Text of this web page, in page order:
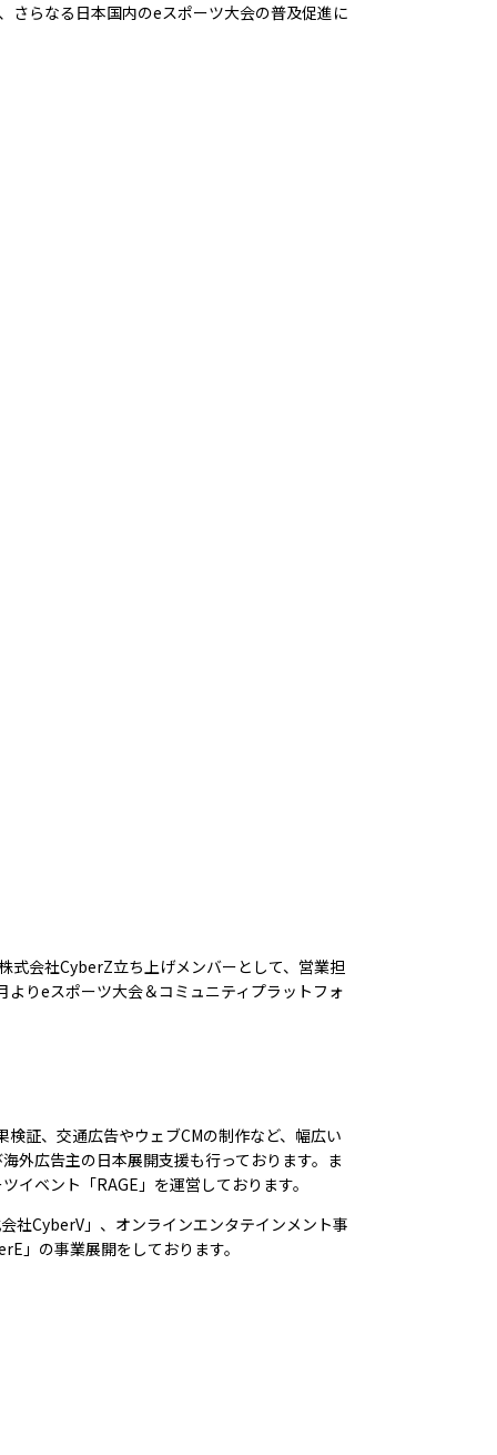
さらなる日本国内のeスポーツ大会の普及促進に
式会社CyberZ立ち上げメンバーとして、営業担
りeスポーツ大会＆コミュニティプラットフォ
証、交通広告やウェブCMの制作など、幅広い
外広告主の日本展開支援も行っております。ま
イベント「RAGE」を運営しております。
社CyberV」、オンラインエンタテインメント事
」の事業展開をしております。